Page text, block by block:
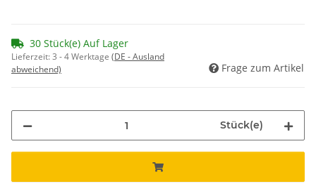
30 Stück(e) Auf Lager
Lieferzeit:3 - 4 Werktage (DE - Ausland
abweichend)
Frage zum Artikel
Stück(e)